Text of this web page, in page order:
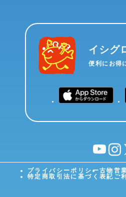
イシグ
便利にお得
YouTube X
プライバシーポリシー古物営
特定商取引法に基づく表記 ご